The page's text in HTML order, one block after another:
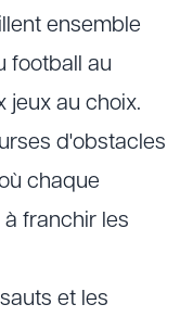
ensemble
football au
jeux au choix.
d'obstacles
chaque
franchir les
et les